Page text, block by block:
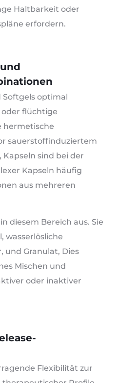
Haltbarkeit oder
erfordern.
Softgels optimal
oder flüchtige
hermetische
sauerstoffinduziertem
sind bei der
Kapseln häufig
aus mehreren
diesem Bereich aus. Sie
wasserlösliche
und Granulat, Dies
Mischen und
oder inaktiver
Flexibilität zur